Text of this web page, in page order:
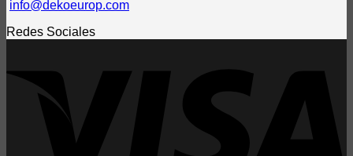
info@dekoeurop.com
Redes Sociales